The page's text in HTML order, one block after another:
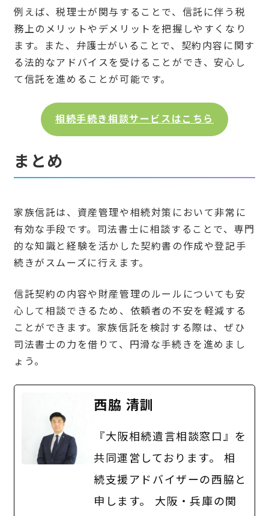
例えば、税理士が関与することで、信託に伴う税
務上のメリットやデメリットを把握しやすくなり
ます。また、弁護士がいることで、契約内容に関す
る法的なアドバイスを受けることができ、安心し
て信託を進めることが可能です。
相続手続き相談サービスはこちら
まとめ
家族信託は、資産管理や相続対策において非常に
有効な手段です。司法書士に相談することで、専門
的な知識と経験を活かした契約書の作成や登記手
続きがスムーズに行えます。
信託契約の内容や財産管理のルールについても安
心して相談できるため、依頼者の不安を軽減する
ことができます。家族信託を検討する際は、ぜひ
司法書士の力を借りて、円滑な手続きを進めまし
ょう。
西脇 清訓
『大阪相続遺言相談窓口』を
共同運営しております。 相
続支援アドバイザーの西脇と
申します。 大阪・兵庫の関